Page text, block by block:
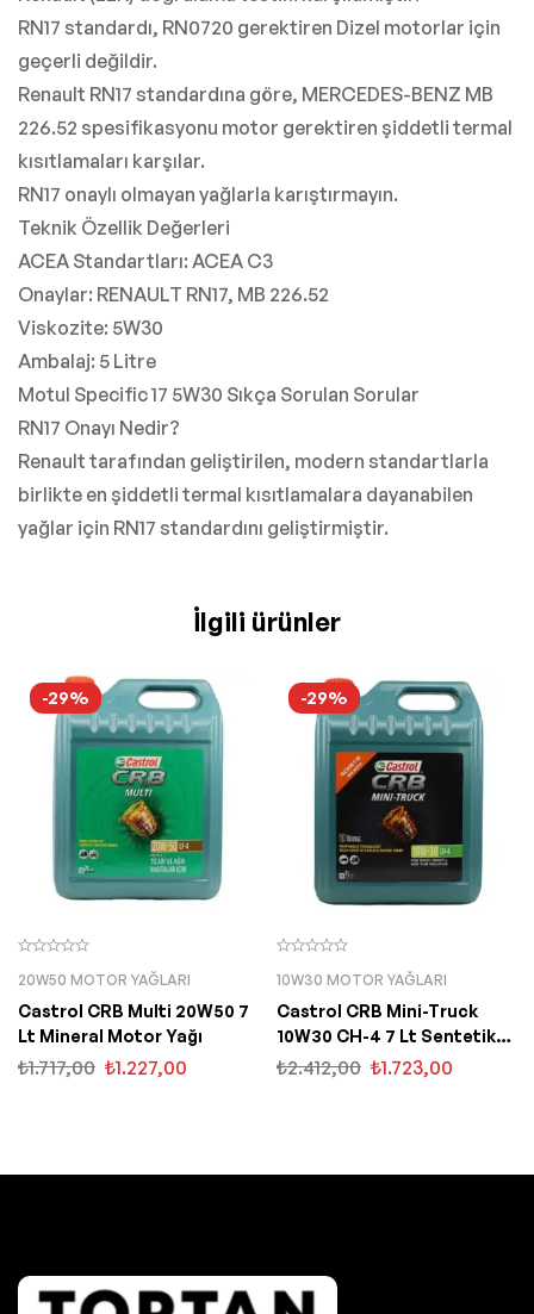
RN17 standardı, RN0720 gerektiren Dizel motorlar için
geçerli değildir.
Renault RN17 standardına göre, MERCEDES-BENZ MB
226.52 spesifikasyonu motor gerektiren şiddetli termal
kısıtlamaları karşılar.
RN17 onaylı olmayan yağlarla karıştırmayın.
Teknik Özellik Değerleri
ACEA Standartları: ACEA C3
Onaylar: RENAULT RN17, MB 226.52
Viskozite: 5W30
Ambalaj: 5 Litre
Motul Specific 17 5W30 Sıkça Sorulan Sorular
RN17 Onayı Nedir?
Renault tarafından geliştirilen, modern standartlarla
birlikte en şiddetli termal kısıtlamalara dayanabilen
yağlar için RN17 standardını geliştirmiştir.
İlgili ürünler
-29%
20W50 MOTOR YAĞLARI
Castrol CRB Multi 20W50 7
Lt Mineral Motor Yağı
₺1.717,00 ₺1.227,00
-29%
10W30 MOTOR YAĞLARI
Castrol CRB Mini-Truck
10W30 CH-4 7 Lt Sentetik
Motor Yağı
₺2.412,00 ₺1.723,00